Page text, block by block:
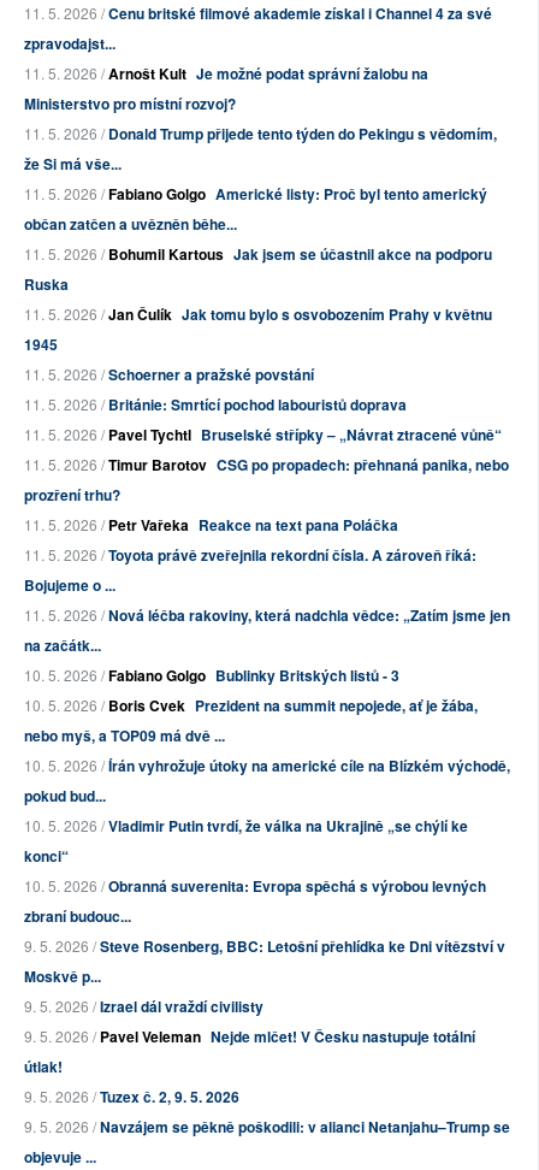
11. 5. 2026 /Cenu britské filmové akademie získal i Channel 4 za své
zpravodajst...
11. 5. 2026 /Arnošt Kult Je možné podat správní žalobu na
Ministerstvo pro místní rozvoj?
11. 5. 2026 /Donald Trump přijede tento týden do Pekingu s vědomím,
že Si má vše...
11. 5. 2026 /Fabiano Golgo Americké listy: Proč byl tento americký
občan zatčen a uvězněn běhe...
11. 5. 2026 /Bohumil Kartous Jak jsem se účastnil akce na podporu
Ruska
11. 5. 2026 /Jan Čulík Jak tomu bylo s osvobozením Prahy v květnu
1945
11. 5. 2026 /Schoerner a pražské povstání
11. 5. 2026 /Británie: Smrtící pochod labouristů doprava
11. 5. 2026 /Pavel Tychtl Bruselské střípky – „Návrat ztracené vůně“
11. 5. 2026 /Timur Barotov CSG po propadech: přehnaná panika, nebo
prozření trhu?
11. 5. 2026 /Petr Vařeka Reakce na text pana Poláčka
11. 5. 2026 /Toyota právě zveřejnila rekordní čísla. A zároveň říká:
Bojujeme o ...
11. 5. 2026 /Nová léčba rakoviny, která nadchla vědce: „Zatím jsme jen
na začátk...
10. 5. 2026 /Fabiano Golgo Bublinky Britských listů - 3
10. 5. 2026 /Boris Cvek Prezident na summit nepojede, ať je žába,
nebo myš, a TOP09 má dvě ...
10. 5. 2026 /Írán vyhrožuje útoky na americké cíle na Blízkém východě,
pokud bud...
10. 5. 2026 /Vladimir Putin tvrdí, že válka na Ukrajině „se chýlí ke
konci“
10. 5. 2026 /Obranná suverenita: Evropa spěchá s výrobou levných
zbraní budouc...
9. 5. 2026 /Steve Rosenberg, BBC: Letošní přehlídka ke Dni vítězství v
Moskvě p...
9. 5. 2026 /Izrael dál vraždí civilisty
9. 5. 2026 /Pavel Veleman Nejde mlčet! V Česku nastupuje totální
útlak!
9. 5. 2026 /Tuzex č. 2, 9. 5. 2026
9. 5. 2026 /Navzájem se pěkně poškodili: v alianci Netanjahu–Trump se
objevuje ...